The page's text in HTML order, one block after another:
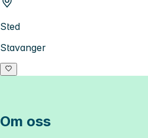
Sted
Stavanger
Om oss